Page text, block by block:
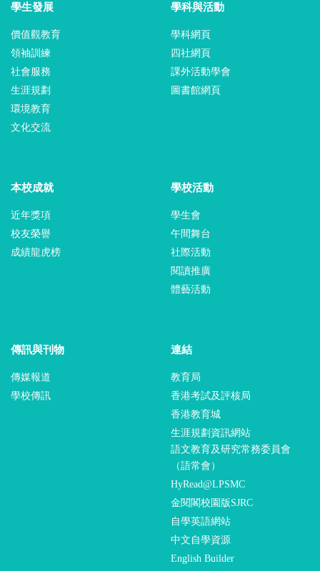
學生發展
價值觀教育
領袖訓練
社會服務
生涯規劃
環境教育
文化交流
學科與活動
學科網頁
四社網頁
課外活動學會
圖書館網頁
本校成就
近年獎項
校友榮譽
成績龍虎榜
學校活動
學生會
午間舞台
社際活動
閱讀推廣
體藝活動
傳訊與刊物
傳媒報道
學校傳訊
連結
教育局
香港考試及評核局
香港教育城
生涯規劃資訊網站
語文教育及研究常務委員會
（語常會）
HyRead@LPSMC
金閱閣校園版SJRC
自學英語網站
中文自學資源
English Builder